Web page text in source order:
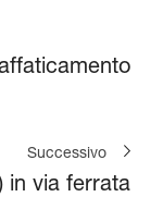
Successivo
in via ferrata